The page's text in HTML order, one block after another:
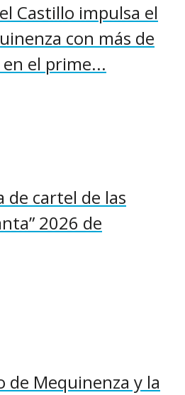
Castillo impulsa el
con más de
el prime...
de cartel de las
2026 de
de Mequinenza y la